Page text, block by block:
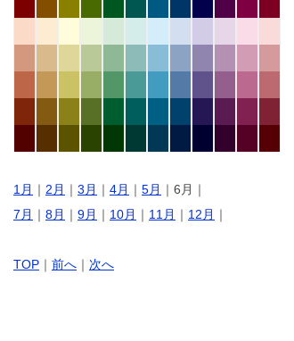
1月 ｜ 2月 ｜ 3月 ｜ 4月 ｜ 5月 ｜6月｜
7月 ｜ 8月 ｜ 9月 ｜ 10月 ｜ 11月 ｜ 12月 ｜
TOP ｜ 前へ ｜ 次へ